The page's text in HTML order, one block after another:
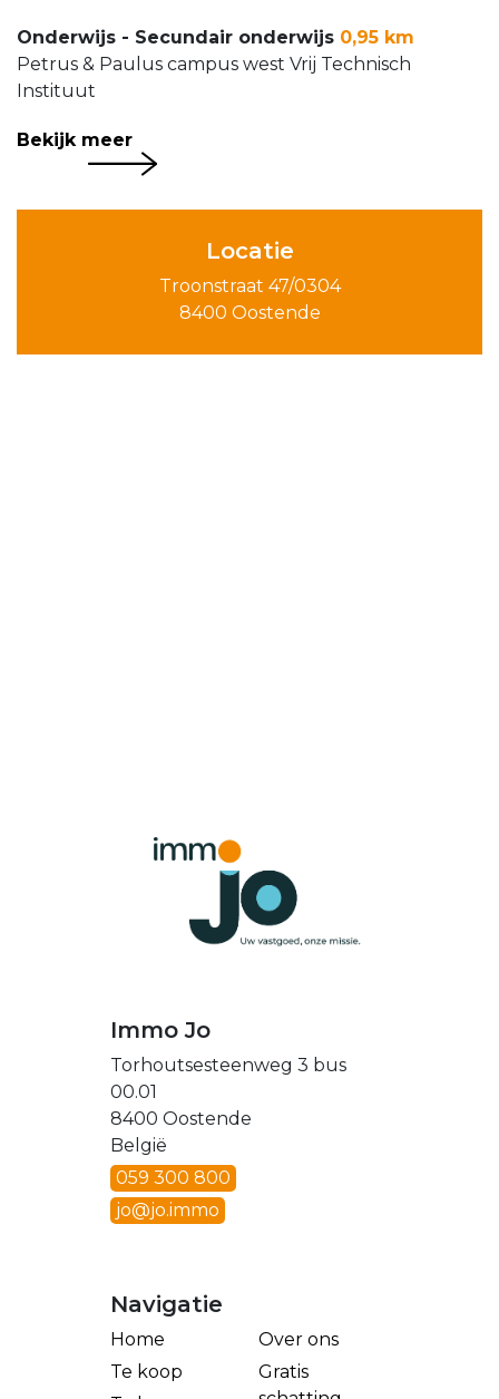
Onderwijs - Secundair onderwijs 0,95 km
Petrus & Paulus campus west Vrij Technisch
Instituut
Bekijk meer
Locatie
Troonstraat 47/0304
8400 Oostende
Immo Jo
Torhoutsesteenweg 3 bus
00.01
8400 Oostende
België
059 300 800
jo@jo.immo
Navigatie
Home
Te koop
Over ons
Gratis